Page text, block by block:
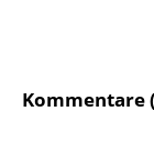
Kommentare